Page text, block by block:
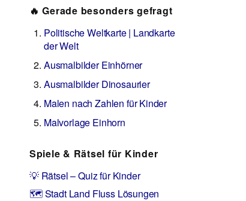
🔥 Gerade besonders gefragt
Politische Weltkarte | Landkarte
der Welt
Ausmalbilder Einhörner
Ausmalbilder Dinosaurier
Malen nach Zahlen für Kinder
Malvorlage Einhorn
Spiele & Rätsel für Kinder
💡 Rätsel – Quiz für Kinder
🗺️ Stadt Land Fluss Lösungen